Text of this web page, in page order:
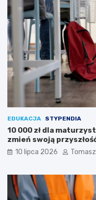
EDUKACJA STYPENDIA
10 000 zł dla
zmień swoją
10 lipca 2026